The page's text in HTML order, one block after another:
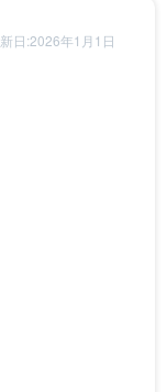
日:2026年1月1日